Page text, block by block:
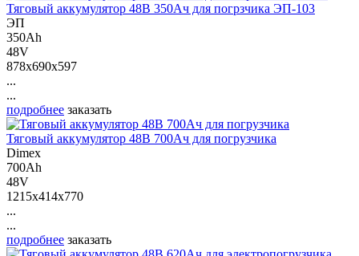
Тяговый аккумулятор 48В 350Ач для погрзчика ЭП-103
ЭП
350Ah
48V
878x690x597
...
...
подробнее заказать
Тяговый аккумулятор 48В 700Ач для погрузчика
Dimex
700Ah
48V
1215x414x770
...
...
подробнее заказать